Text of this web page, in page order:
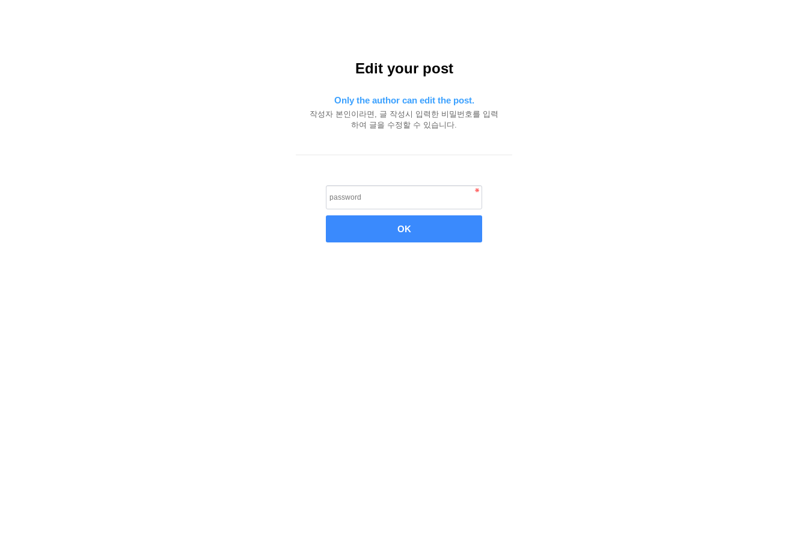
Edit your post
Only the author can edit the post.
작성자 본인이라면, 글 작성시 입력한 비밀번호를 입력
하여 글을 수정할 수 있습니다.